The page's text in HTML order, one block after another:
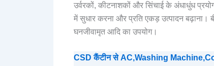
उर्वरकों, कीटनाशकों और सिंचाई के अंधाधुंध
में सुधार करना और प्रति एकड़ उत्पादन बढ़ाना।
घनजीवामृत आदि का उपयोग।
CSD कैंटीन से AC,Washing